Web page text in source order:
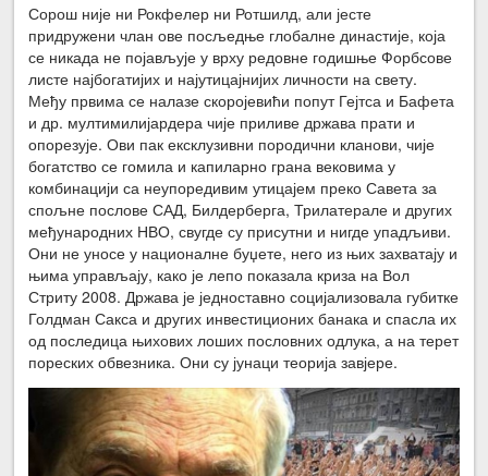
Сорош није ни Рокфелер ни Ротшилд, али јесте
придружени члан ове посљедње глобалне династије, која
се никада не појављује у врху редовне годишње Форбсове
листе најбогатијих и најутицајнијих личности на свету.
Међу првима се налазе скоројевићи попут Гејтса и Бафета
и др. мултимилијардера чије приливе држава прати и
опорезује. Ови пак ексклузивни породични кланови, чије
богатство се гомила и капиларно грана вековима у
комбинацији са неупоредивим утицајем преко Савета за
спољне послове САД, Билдерберга, Трилатерале и других
међународних НВО, свугде су присутни и нигде упадљиви.
Они не уносе у националне буџете, него из њих захватају и
њима управљају, како је лепо показала криза на Вол
Стриту 2008. Држава је једноставно социјализовала губитке
Голдман Сакса и других инвестиционих банака и спасла их
од последица њихових лоших пословних одлука, а на терет
пореских обвезника. Они су јунаци теорија завјере.